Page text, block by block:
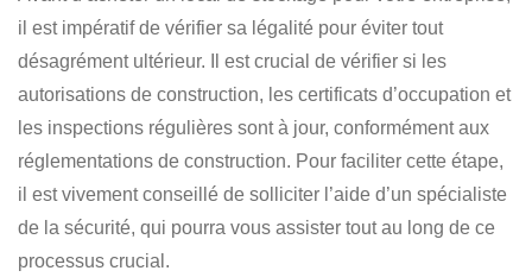
il est impératif de vérifier sa légalité pour éviter tout
désagrément ultérieur. Il est crucial de vérifier si les
autorisations de construction, les certificats d’occupation et
les inspections régulières sont à jour, conformément aux
réglementations de construction. Pour faciliter cette étape,
il est vivement conseillé de solliciter l’aide d’un spécialiste
de la sécurité, qui pourra vous assister tout au long de ce
processus crucial.